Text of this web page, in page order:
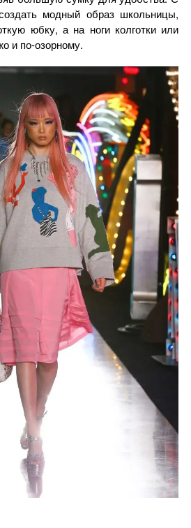
модный образ школьницы,
юбку, а на ноги колготки или
и по-озорному.